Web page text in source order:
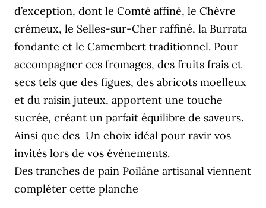
d’exception, dont le Comté affiné, le Chèvre
crémeux, le Selles-sur-Cher raffiné, la Burrata
fondante et le Camembert traditionnel. Pour
accompagner ces fromages, des fruits frais et
secs tels que des figues, des abricots moelleux
et du raisin juteux, apportent une touche
sucrée, créant un parfait équilibre de saveurs.
Ainsi que des Un choix idéal pour ravir vos
invités lors de vos événements.
Des tranches de pain Poilâne artisanal viennent
compléter cette planche